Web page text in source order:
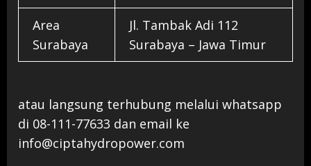
Area
Surabaya
Jl. Tambak Adi 112
Surabaya – Jawa Timur
atau langsung terhubung melalui whatsapp
di 08-111-77633 dan email ke
info@ciptahydropower.com